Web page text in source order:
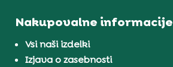
Nakupovalne informacije
Vsi naši izdelki
Izjava o zasebnosti